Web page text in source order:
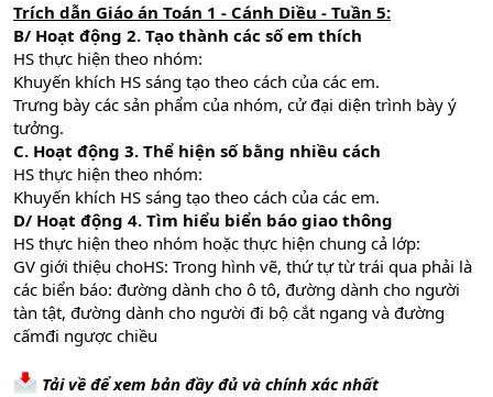
Trích dẫn Giáo án Toán 1 - Cánh Diều - Tuần 5:
B/ Hoạt động 2. Tạo thành các số em thích
HS thực hiện theo nhóm:
Khuyến khích HS sáng tạo theo cách của các em.
Trưng bày các sản phẩm của nhóm, cử đại diện trình bày ý
tưởng.
C. Hoạt động 3. Thể hiện số bằng nhiều cách
HS thực hiện theo nhóm:
Khuyến khích HS sáng tạo theo cách của các em.
D/ Hoạt động 4. Tìm hiểu biển báo giao thông
HS thực hiện theo nhóm hoặc thực hiện chung cả lớp:
GV giới thiệu choHS: Trong hình vẽ, thứ tự từ trái qua phải là
các biển báo: đường dành cho ô tô, đường dành cho người
tàn tật, đường dành cho người đi bộ cắt ngang và đường
cấmđi ngược chiều
Tải về để xem bản đầy đủ và chính xác nhất